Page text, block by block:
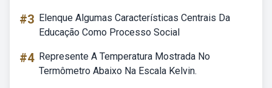
#3 Elenque Algumas Características Centrais Da
Educação Como Processo Social
#4 Represente A Temperatura Mostrada No
Termômetro Abaixo Na Escala Kelvin.